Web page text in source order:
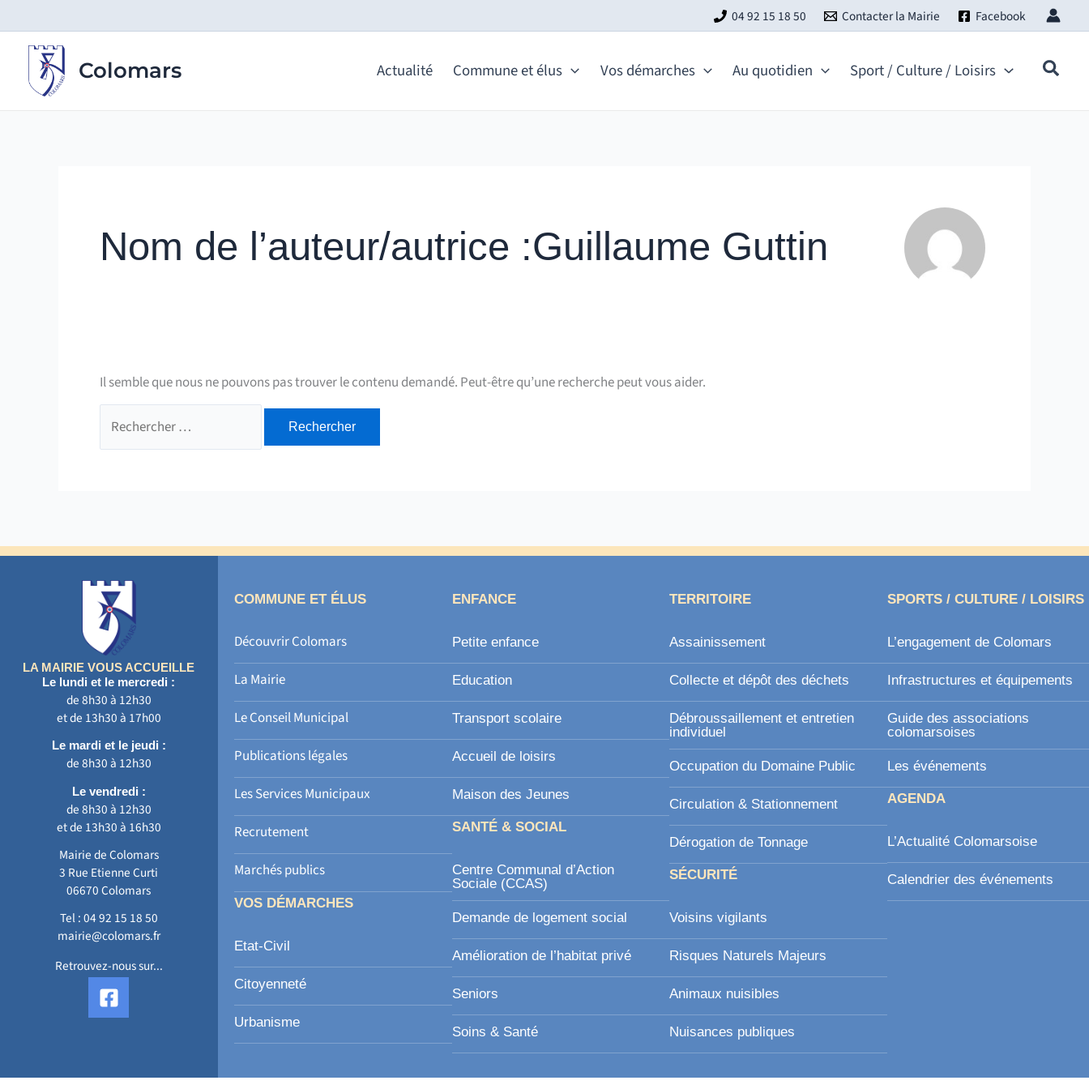
au
contenu
04 92 15 18 50 Contacter la Mairie Facebook
Colomars Actualité Commune et élus Vos démarches Au quotidien Sport / Culture / Loisirs
Nom de l’auteur/autrice :Guillaume Guttin
Il semble que nous ne pouvons pas trouver le contenu demandé. Peut-être qu’une recherche peut vous aider.
LA MAIRIE VOUS ACCUEILLE
Le lundi et le mercredi :
de 8h30 à 12h30
et de 13h30 à 17h00
Le mardi et le jeudi :
de 8h30 à 12h30
Le vendredi :
de 8h30 à 12h30
et de 13h30 à 16h30
Mairie de Colomars
3 Rue Etienne Curti
06670 Colomars
Tel :04 92 15 18 50
mairie@colomars.fr
Retrouvez-nous sur...
F
a
c
COMMUNE ET ÉLUS
Découvrir Colomars
La Mairie
Le Conseil Municipal
Publications légales
Les Services Municipaux
Recrutement
Marchés publics
VOS DÉMARCHES
Etat-Civil
Citoyenneté
Urbanisme
ENFANCE
Petite enfance
Education
Transport scolaire
Accueil de loisirs
Maison des Jeunes
SANTÉ & SOCIAL
Centre Communal d’Action
Sociale (CCAS)
Demande de logement social
Amélioration de l’habitat privé
Seniors
Soins & Santé
TERRITOIRE
Assainissement
Collecte et dépôt des déchets
Débroussaillement et entretien
individuel
Occupation du Domaine Public
Circulation & Stationnement
Dérogation de Tonnage
SÉCURITÉ
Voisins vigilants
Risques Naturels Majeurs
Animaux nuisibles
Nuisances publiques
SPORTS / CULTURE / LOISIRS
L’engagement de Colomars
Infrastructures et équipements
Guide des associations
colomarsoises
Les événements
AGENDA
L’Actualité Colomarsoise
Calendrier des événements